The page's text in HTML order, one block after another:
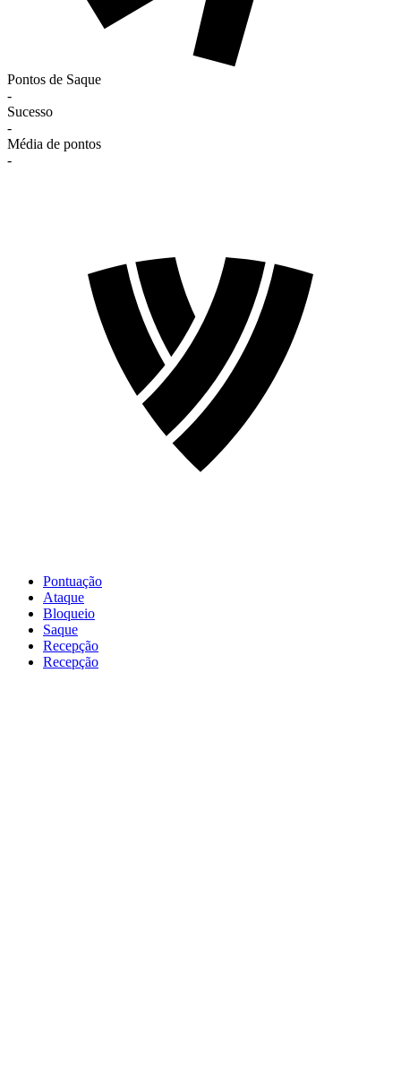
Pontos de Saque
-
Sucesso
-
Média de pontos
-
Pontuação
Ataque
Bloqueio
Saque
Recepção
Recepção